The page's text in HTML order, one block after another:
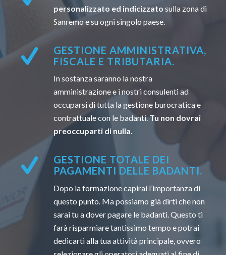
personalizzato ed indicizzato sulla zona di
Sanremo e su ogni singolo paese.
GESTIONE AMMINISTRATIVA,
FISCALE E TRIBUTARIA.
In sostanza saranno la nostra
amministrazione e i nostri consulenti ad
occuparsi di tutta la gestione burocratica e
contrattuale con le badanti.Tu non dovrai
preoccuparti di nulla.
GESTIONE TOTALE DEI
PAGAMENTI DELLE BADANTI.
Dopo la formazione capirai l’importanza di
questo punto. Ma possiamo già dirti che non
sarai tu a dover pagare le badanti. Questo ti
farà risparmiare tantissimo tempo e potrai
dedicarti alla tua attività principale, ovvero